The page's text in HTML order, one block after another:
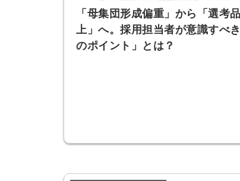
「母集団形成偏重」から「選考
上」へ。採用担当者が意識すべ
のポイント」とは？